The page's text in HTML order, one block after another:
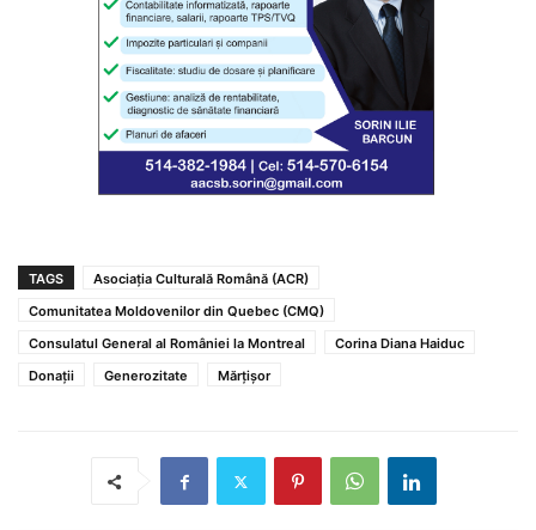
TAGS
Asociația Culturală Română (ACR)
Comunitatea Moldovenilor din Quebec (CMQ)
Consulatul General al României la Montreal
Corina Diana Haiduc
Donații
Generozitate Mărțișor